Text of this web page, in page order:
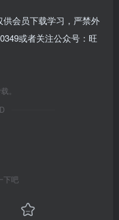
会员下载学习，严禁外
或者关注公众号：旺
。
下吧